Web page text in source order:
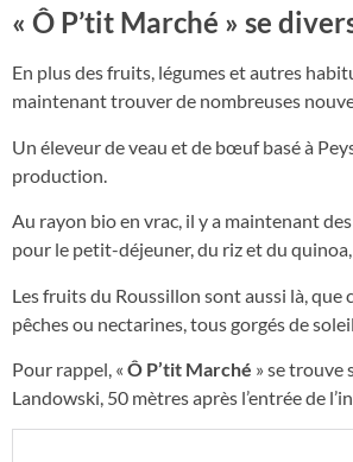
« Ô P’tit Marché » se
En plus des fruits, légumes et autres
maintenant trouver de nombreuses
Un éleveur de veau et de bœuf basé à
production.
Au rayon bio en vrac, il y a maintenant
pour le petit-déjeuner, du riz et du
Les fruits du Roussillon sont aussi là, que
pêches ou nectarines, tous gorgés de
Pour rappel, « Ô P’tit Marché » se trouve
Landowski, 50 mètres après l’entrée de